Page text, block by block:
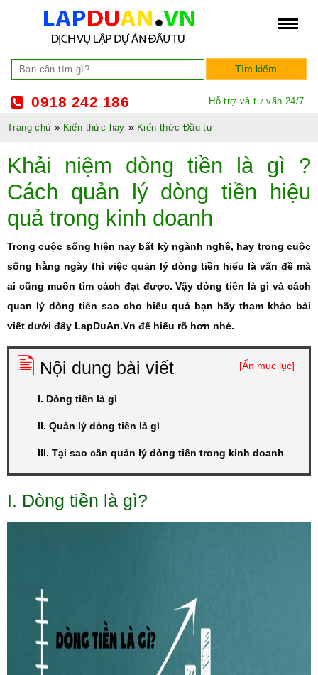
0918 242 186 Hỗ trợ và tư vấn 24/7.
Trang chủ » Kiến thức hay » Kiến thức Đầu tư
Khải niệm dòng tiền là gì ?
Cách quản lý dòng tiền hiệu
quả trong kinh doanh
Trong cuộc sống hiện nay bất kỳ ngành nghề, hay trong cuộc
sống hằng ngày thì việc quản lý dòng tiền hiểu là vấn đề mà
ai cũng muốn tìm cách đạt được. Vậy dòng tiền là gì và cách
quan lý dòng tiên sao cho hiểu quả bạn hãy tham khảo bài
viết dưới đây LapDuAn.Vn để hiểu rõ hơn nhé.
🖹 Nội dung bài viết [Ẩn mục lục]
I. Dòng tiền là gì
II. Quản lý dòng tiền là gì
III. Tại sao cần quản lý dòng tiền trong kinh doanh
I. Dòng tiền là gì?